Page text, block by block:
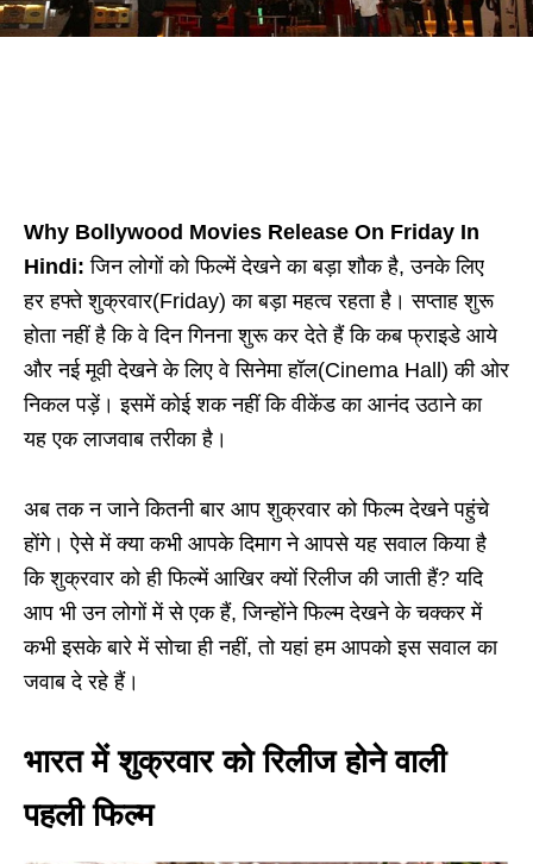
Why Bollywood Movies Release On Friday In
Hindi: जिन लोगों को फिल्में देखने का बड़ा शौक है, उनके लिए
हर हफ्ते शुक्रवार(Friday) का बड़ा महत्व रहता है। सप्ताह शुरू
होता नहीं है कि वे दिन गिनना शुरू कर देते हैं कि कब फ्राइडे आये
और नई मूवी देखने के लिए वे सिनेमा हॉल(Cinema Hall) की ओर
निकल पड़ें। इसमें कोई शक नहीं कि वीकेंड का आनंद उठाने का
यह एक लाजवाब तरीका है।
अब तक न जाने कितनी बार आप शुक्रवार को फिल्म देखने पहुंचे
होंगे। ऐसे में क्या कभी आपके दिमाग ने आपसे यह सवाल किया है
कि शुक्रवार को ही फिल्में आखिर क्यों रिलीज की जाती हैं? यदि
आप भी उन लोगों में से एक हैं, जिन्होंने फिल्म देखने के चक्कर में
कभी इसके बारे में सोचा ही नहीं, तो यहां हम आपको इस सवाल का
जवाब दे रहे हैं।
भारत में शुक्रवार को रिलीज होने वाली
पहली फिल्म